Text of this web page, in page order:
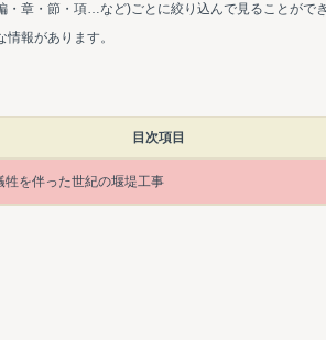
・章・節・項…など)ごとに絞り込んで見ることがで
報があります。
目次項目
牲を伴った世紀の堰堤工事